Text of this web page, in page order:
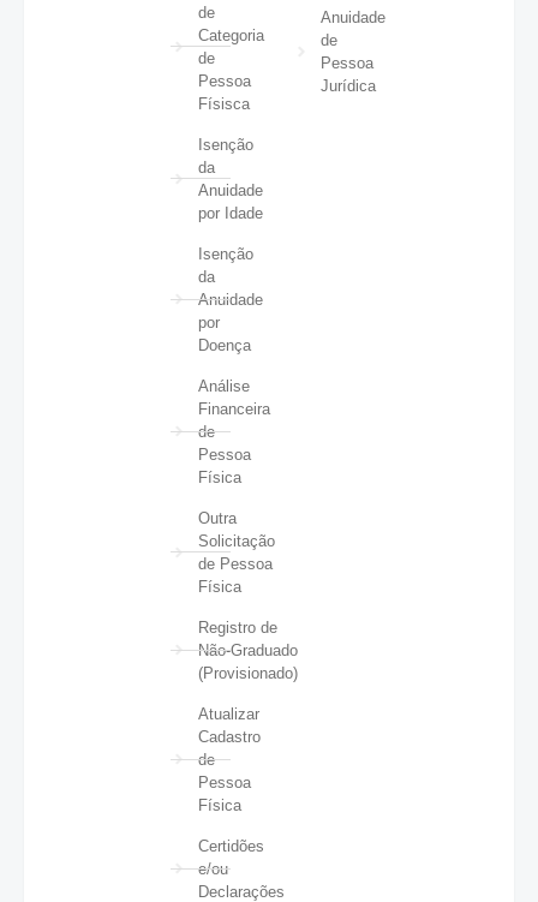
de
Categoria
de
Pessoa
Físisca
Isenção
da
Anuidade
por Idade
Isenção
da
Anuidade
por
Doença
Análise
Financeira
de
Pessoa
Física
Outra
Solicitação
de Pessoa
Física
Registro de
Não-Graduado
(Provisionado)
Atualizar
Cadastro
de
Pessoa
Física
Certidões
e/ou
Declarações
Anuidade
de
Pessoa
Jurídica